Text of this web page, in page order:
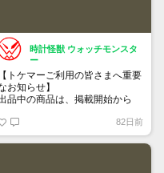
時計怪獣 ウォッチモンスタ
ー
【トケマーご利用の皆さまへ重要
お知らせ】
品中の商品は、掲載開始から
下書き」へ戻ります。
ップページでお気に入り登録が
82日前